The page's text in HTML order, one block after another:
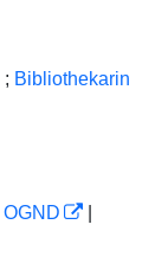
; Bibliothekarin
OGND